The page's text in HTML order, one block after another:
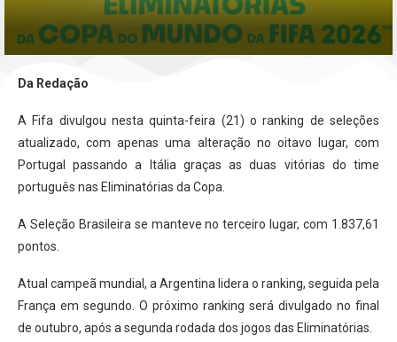
Da Redação
A Fifa divulgou nesta quinta-feira (21) o ranking de seleções
atualizado, com apenas uma alteração no oitavo lugar, com
Portugal passando a Itália graças as duas vitórias do time
português nas Eliminatórias da Copa.
A Seleção Brasileira se manteve no terceiro lugar, com 1.837,61
pontos.
Atual campeã mundial, a Argentina lidera o ranking, seguida pela
França em segundo. O próximo ranking será divulgado no final
de outubro, após a segunda rodada dos jogos das Eliminatórias.